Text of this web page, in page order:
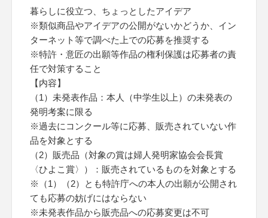
暮らしに役立つ、ちょっとしたアイデア
※類似商品やアイデアの公開がないかどうか、イン
ターネット等で調べた上での応募を推奨する
※特許・意匠の出願等作品の権利保護は応募者の責
任で対策すること
【内容】
（1）未発表作品：本人（中学生以上）の未発表の
発明考案に限る
※過去にコンクール等に応募、販売されていない作
品を対象とする
（2）販売品（対象の賞は婦人発明家協会会長賞
〈ひよこ賞〉）：販売されているものを対象とする
※（1）（2）とも特許庁への本人の出願が公開され
ても応募の妨げにはならない
※未発表作品から販売品への応募変更は不可